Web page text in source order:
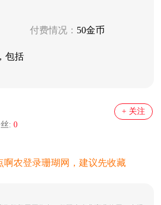
付费情况： 50金币
包括
: 0
+ 关注
啊农登录珊瑚网，建议先收藏